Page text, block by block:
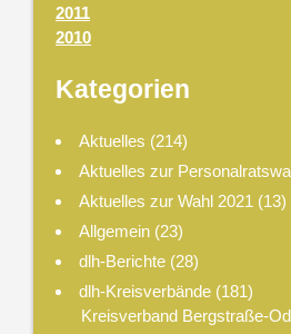
2011
2010
Kategorien
Aktuelles (214)
Aktuelles zur
Aktuelles zur Wahl 2021 (13)
Allgemein (23)
dlh-Berichte (28)
dlh-Kreisverbände (181)
Kreisverband Bergstraße-